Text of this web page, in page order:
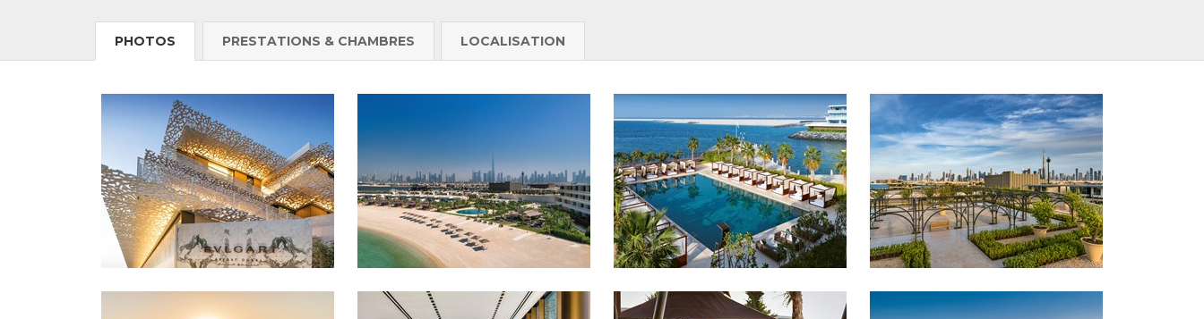
PHOTOS PRESTATIONS & CHAMBRES LOCALISATION